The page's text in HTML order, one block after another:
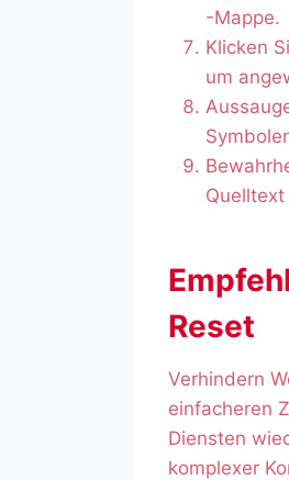
-Mappe.
Klicken
um
Quelltext
Reset
Verhindern
einfacheren
Diensten
komplexer